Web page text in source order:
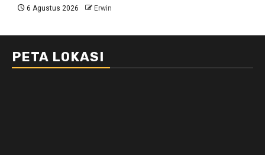
6 Agustus 2026 Erwin
PETA LOKASI